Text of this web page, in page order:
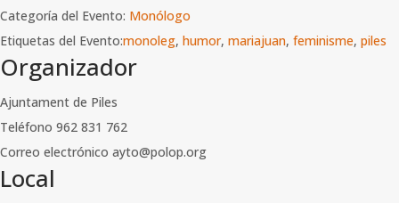
Categoría del Evento: Monólogo
Etiquetas del Evento:monoleg, humor, mariajuan, feminisme, piles
Organizador
Ajuntament de Piles
Teléfono 962 831 762
Correo electrónico ayto@polop.org
Local